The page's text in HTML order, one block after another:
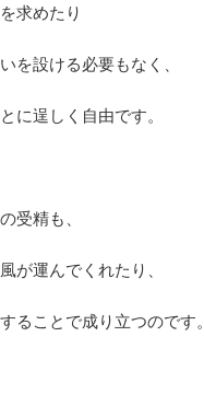
求めたり
を設ける必要もなく、
に逞しく自由です。
受精も、
が運んでくれたり、
ることで成り立つのです。